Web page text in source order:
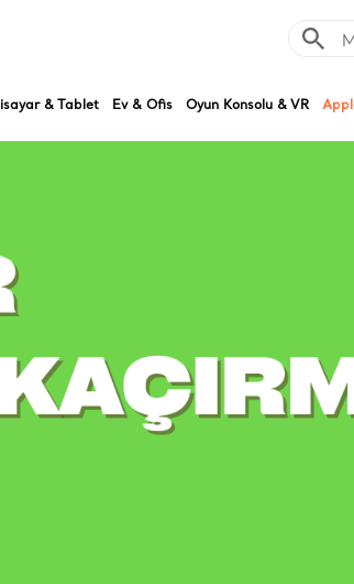
& Tablet Ev & Ofis Oyun Konsolu & VR